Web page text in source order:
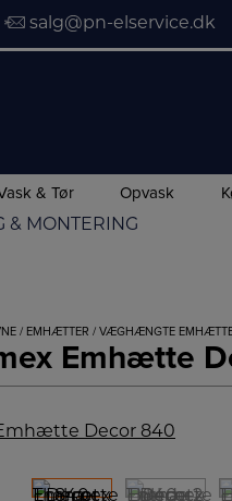
salg@pn-elservice.dk
& Tør Opvask
& MONTERING
/ EMHÆTTER / VÆGHÆNGTE
Emhætte